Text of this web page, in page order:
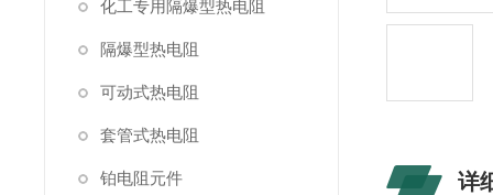
化工专用隔爆型热电阻
隔爆型热电阻
可动式热电阻
套管式热电阻
铂电阻元件 详